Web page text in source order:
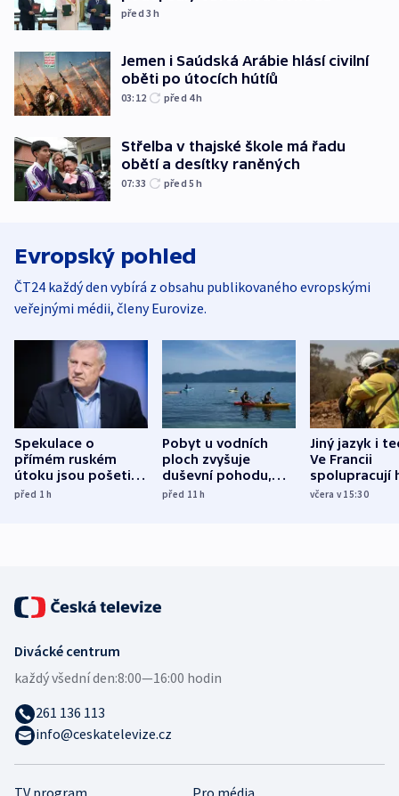
před 3h
Jemen i Saúdská Arábie hlásí civilní
oběti po útocích hútíů
03:12 před 4h
Střelba v thajské škole má řadu
obětí a desítky raněných
07:33 před 5h
Evropský pohled
ČT24 každý den vybírá z obsahu publikovaného evropskými
veřejnými médii, členy Eurovize.
Spekulace o
přímém ruském
útoku jsou pošetilé,
míní estonský
před 1h
Pobyt u vodních
ploch zvyšuje
duševní pohodu,
ukázala
před 11h
Jiný jazyk i
Ve Francii
spolupracují
různých zemí
včera v 15:30
TV program Pro média
Divácké centrum
každý všední den:8:00—16:00 hodin
261 136 113
info@ceskatelevize.cz